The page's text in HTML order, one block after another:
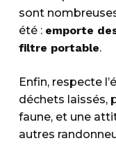
sont
été : emporte
filtre portable.
Enfin, respecte
déchets laissés,
faune, et une
autres